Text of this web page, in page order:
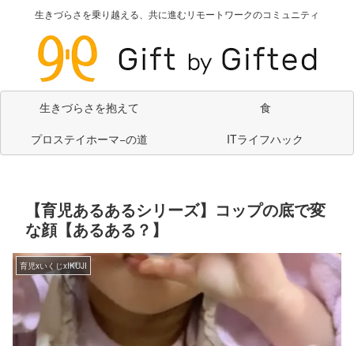
生きづらさを乗り越える、共に進むリモートワークのコミュニティ
生きづらさを抱えて
食
プロステイホーマ−の道
ITライフハック
【育児あるあるシリーズ】コップの底で変
な顔【あるある？】
育児xいくじxIKUJI